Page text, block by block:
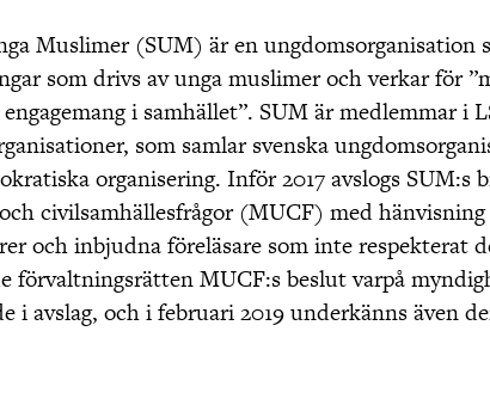
Muslimer (SUM) är en ungdomsorganisation
som drivs av unga muslimer och verkar för
i samhället”. SUM är medlemmar i
som samlar svenska
organisering. Inför 2017 avslogs SUM:s
civilsamhällesfrågor (MUCF) med
och inbjudna föreläsare som inte respekterat
förvaltningsrättenMUCF:sbeslut varpå
i avslag, och i februari 2019 underkänns även